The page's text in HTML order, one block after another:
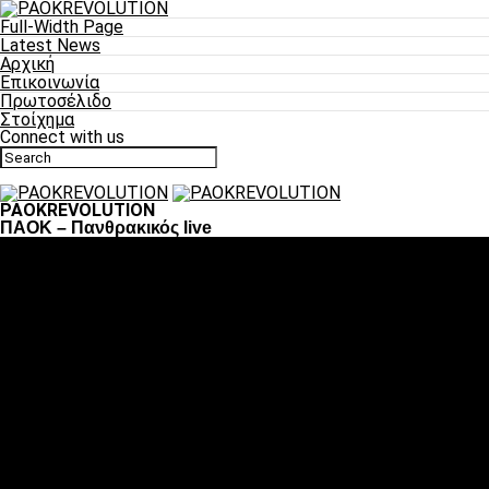
Full-Width Page
Latest News
Αρχική
Επικοινωνία
Πρωτοσέλιδο
Στοίχημα
Connect with us
PAOKREVOLUTION
ΠΑΟΚ – Πανθρακικός live